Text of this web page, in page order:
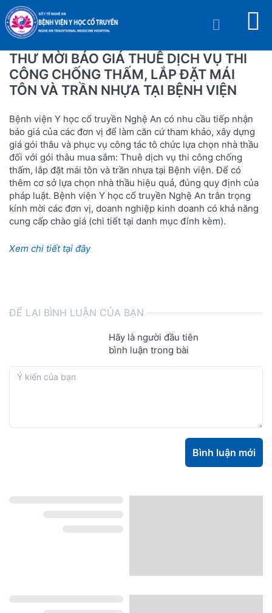
THƯ MỜI BÁO GIÁ THUÊ DỊCH VỤ THI
CÔNG CHỐNG THẤM, LẮP ĐẶT MÁI
TÔN VÀ TRẦN NHỰA TẠI BỆNH VIỆN
Bệnh viện Y học cổ truyền Nghệ An có nhu cầu tiếp nhận
báo giá của các đơn vị để làm căn cứ tham khảo, xây dựng
giá gói thâu và phục vụ công tác tô chức lựa chọn nhà thầu
đối với gói thâu mua sắm: Thuê dịch vụ thi công chống
thấm, lắp đặt mái tôn và trần nhựa tại Bệnh viện. Để có
thêm cơ sở lựa chọn nhà thầu hiệu quả, đúng quy định của
pháp luật. Bệnh viện Y học cổ truyền Nghệ An trân trọng
kính mời các đơn vị, doanh nghiệp kinh doanh có khả năng
cung cấp chào giá (chi tiết tại danh mục đính kèm).
Xem chi tiết tại đây
ĐỂ LẠI BÌNH LUẬN CỦA BẠN
Hãy là người đầu tiên
bình luận trong bài
Bình luận mới